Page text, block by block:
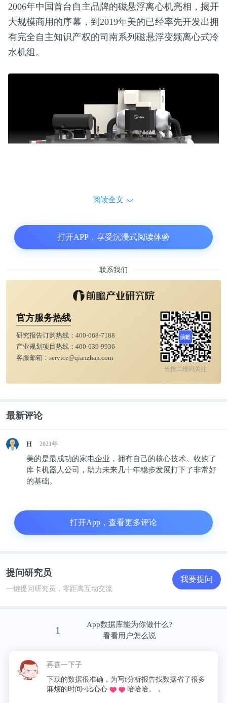
2006年中国首台自主品牌的磁悬浮离心机亮相，揭开
大规模商用的序幕，到2019年美的已经率先开发出拥
有完全自主知识产权的司南系列磁悬浮变频离心式冷
水机组。
去年上半年，传统中央空调市场表现低迷，磁悬浮中
央空调却逆势增长1.7%，完全不受疫情的冲击，中国
感学、机械传动、转子动力学于一体的高科技，但从
产品角度而言，能给客户带来什么价值才是最关键
的。
正原因还在经济层面，大家担心每公里2.5-3亿元左右
客流支撑。
所以任何创新技术的普及，都有一个教育和启动市场
的过程。
磁悬浮中央空调的应用场景主要是商场、医院、轨
交、酒店等等，对环境温度、舒适性和噪音都有极高
国产品牌作为后来者进入这个市场，必须建立起一套
完成的美的司南系列磁悬浮变频离心机花了2年时间
完成了所有测试，才于2019年上市，产品拥有超宽输
速运转时，突发电网事故仍能维持磁悬浮轴承悬浮状
态的安全软着陆，机组使用的高性能陶瓷备用轴承，
足以支持60次以上的全速跌落。
阅读全文
打开APP，享受沉浸式阅读体验
联系我们
官方服务热线
研究报告订购热线： 400-068-7188
产业规划项目热线： 400-639-9936
客服邮箱： service@qianzhan.com
长按二维码关注
最新评论
H 2021年
美的是最成功的家电企业，拥有自己的核心技术。收购了
库卡机器人公司，助力未来几十年稳步发展打下了非常好
的基础。
打开App，查看更多评论
提问研究员
一键提问研究员，零距离互动交流
我要提问
1
App数据库能为你做什么?
看看用户怎么说
再喜一下子
下载的数据很准确，为写f分析报告找数据省了很多
麻烦的时间~比心心
哈哈哈。，